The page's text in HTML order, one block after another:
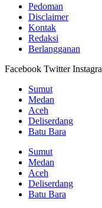
Pedoman
Disclaimer
Kontak
Redaksi
Berlangganan
Facebook Twitter
Sumut
Medan
Aceh
Deliserdang
Batu Bara
Sumut
Medan
Aceh
Deliserdang
Batu Bara